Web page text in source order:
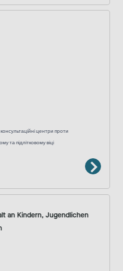
центри проти
та підлітковому віці
an Kindern, Jugendlichen